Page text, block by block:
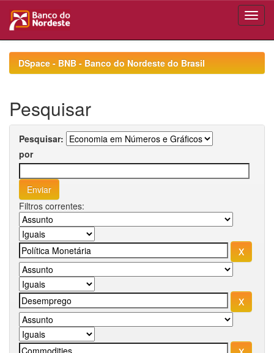
navigationDSpace - BNB - Banco do Nordeste do Brasil
Pesquisar
Pesquisar:
por
Filtros correntes: